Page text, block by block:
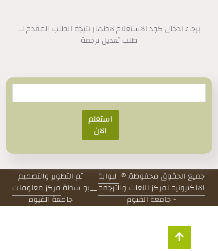
برجاء ادخال كود الاستعلام لاظهار نتيجة الطلب المقدم لــ
طلب تعديل ترجمة
استعلم
الان
جميع الحقوق محفوظة. ©البوابة
الالكترونية لمركز اللغات والترجمة
- جامعة الفيوم
__
تم التطوير والتصميم
بواسطةمركز معلومات
جامعة الفيوم